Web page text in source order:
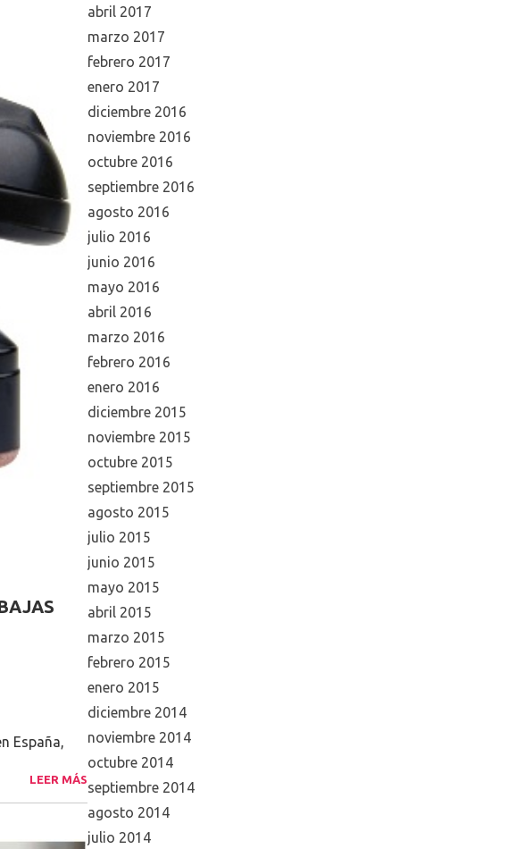
España,
LEER MÁS
abril 2017
marzo 2017
febrero 2017
enero 2017
diciembre 2016
noviembre 2016
octubre 2016
septiembre 2016
agosto 2016
julio 2016
junio 2016
mayo 2016
abril 2016
marzo 2016
febrero 2016
enero 2016
diciembre 2015
noviembre 2015
octubre 2015
septiembre 2015
agosto 2015
julio 2015
junio 2015
mayo 2015
abril 2015
marzo 2015
febrero 2015
enero 2015
diciembre 2014
noviembre 2014
octubre 2014
septiembre 2014
agosto 2014
julio 2014